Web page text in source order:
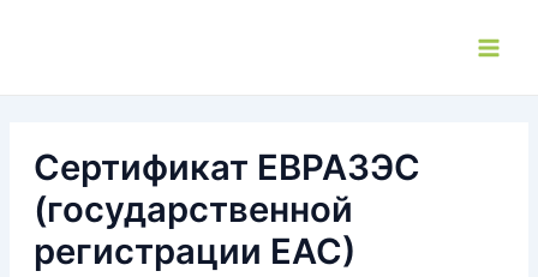
Сертификат ЕВРАЗЭС
(государственной
регистрации ЕАС)